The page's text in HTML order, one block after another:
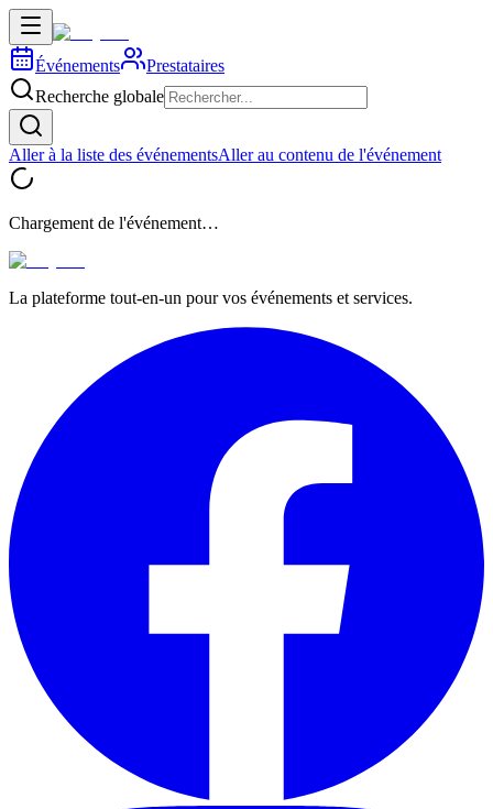
Événements
Prestataires
Recherche globale
Aller à la liste des événementsAller au contenu de l'événement
Chargement de l'événement…
La plateforme tout-en-un pour vos événements et services.